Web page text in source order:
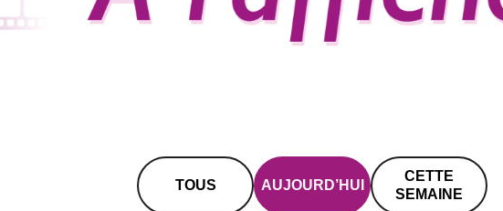
TOUS AUJOURD’HUI
CETTE
SEMAINE